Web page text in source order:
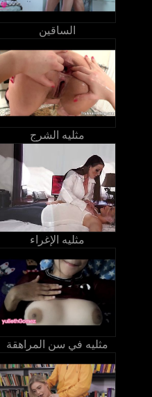
الساقين
مثليه الشرج
مثليه الإغراء
مثليه في سن المراهقة